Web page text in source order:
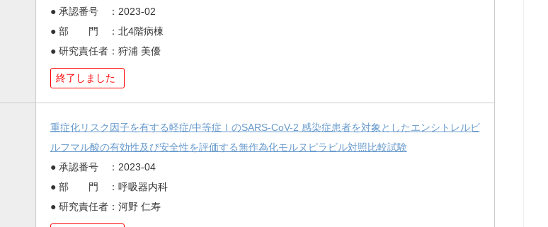
● 承認番号 ：2023-02
● 部 門 ：北4階病棟
● 研究責任者：狩浦 美優
終了しました
重症化リスク因子を有する軽症/中等症ⅠのSARS-CoV-2 感染症患者を対象としたエンシトレルビ
ルフマル酸の有効性及び安全性を評価する無作為化モルヌピラビル対照比較試験
● 承認番号 ：2023-04
● 部 門 ：呼吸器内科
● 研究責任者：河野 仁寿